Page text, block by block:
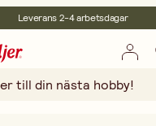
Leverans 2-4 arbetsdagar
Fri frakt vid köp över 499:-